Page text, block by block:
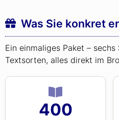
Was Sie konkret
Ein einmaliges Paket –
Textsorten, alles direkt im
400